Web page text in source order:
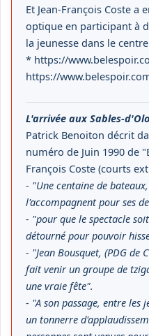
Et Jean-François Coste a
optique en participant à
la jeunesse dans le
* https://
https://
L'arrivée aux Sables-
Patrick Benoiton décrit
numéro de Juin 1990 de
François Coste (courts
- "Une centaine de
l'accompagnent pour ses
- "pour que le spectacle
détourné pour pouvoir
- "Jean Bousquet, (PDG de
fait venir un groupe de
une vraie fête".
- "A son passage, entre les
un tonnerre